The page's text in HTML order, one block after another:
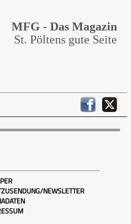
MFG - Das Magazin
St. Pöltens gute Seite
NEWSLETTER